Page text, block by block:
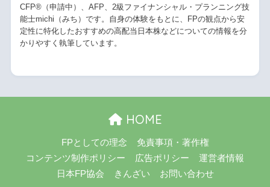
CFP®（申請中）、AFP、2級ファイナンシャル・プランニング技
能士michi（みち）です。自身の体験をもとに、FPの観点から安
定性に特化したおすすめの高配当日本株などについての情報を分
かりやすく執筆しています。
HOME
FPとしての理念
免責事項・著作権
コンテンツ制作ポリシー
広告ポリシー
運営者情報
日本FP協会
きんざい お問い合わせ